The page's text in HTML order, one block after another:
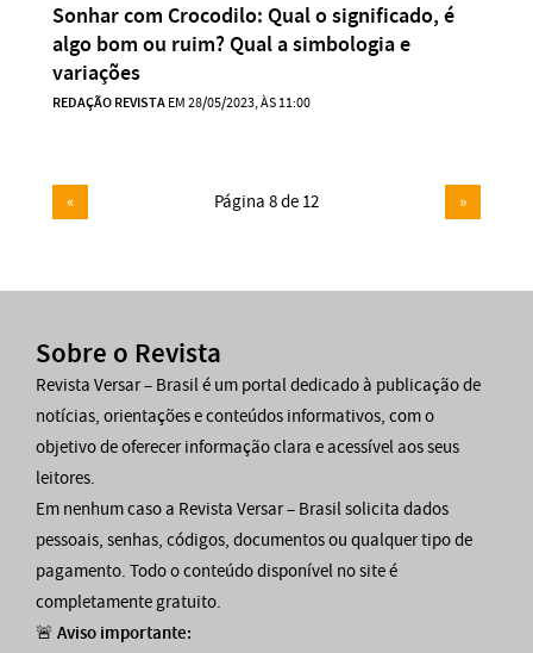
Sonhar com Crocodilo: Qual o significado, é
algo bom ou ruim? Qual a simbologia e
variações
REDAÇÃO REVISTAEM 28/05/2023, ÀS 11:00
Página 8 de 12
« »
Sobre o Revista
Revista Versar – Brasil é um portal dedicado à publicação de
notícias, orientações e conteúdos informativos, com o
objetivo de oferecer informação clara e acessível aos seus
leitores.
Em nenhum caso a Revista Versar – Brasil solicita dados
pessoais, senhas, códigos, documentos ou qualquer tipo de
pagamento. Todo o conteúdo disponível no site é
completamente gratuito.
🚨 Aviso importante: